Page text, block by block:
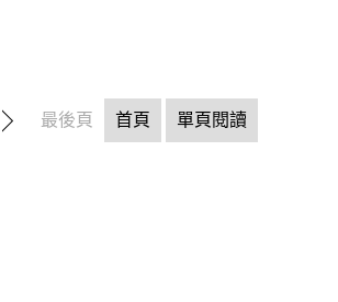
最後頁 首頁 單頁閱讀